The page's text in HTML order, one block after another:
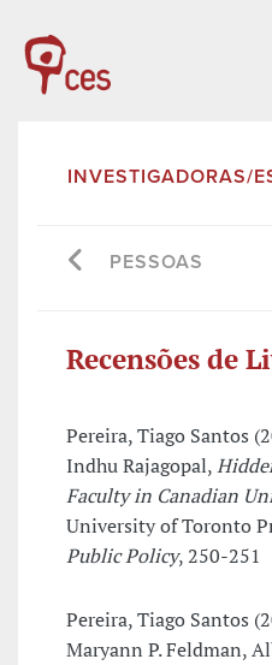
INVESTIGADORAS/
PESSOAS
Recensões de
Pereira, Tiago Santos
Indhu Rajagopal,
Faculty in Canadian
University of Toronto
Public Policy, 250-251
Pereira, Tiago Santos
Maryann P. Feldman,